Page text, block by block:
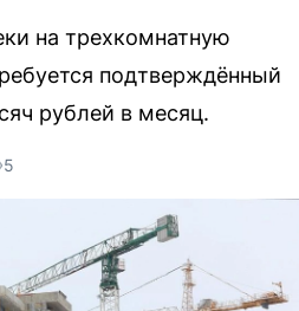
на трехкомнатную
подтверждённый
рублей в месяц.
5